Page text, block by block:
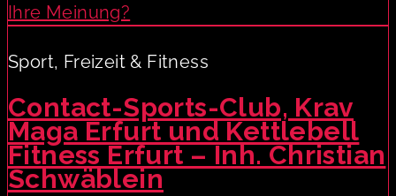
Ihre Meinung?
Sport, Freizeit & Fitness
Contact-Sports-Club, Krav
Maga Erfurt und Kettlebell
Fitness Erfurt – Inh. Christian
Schwäblein